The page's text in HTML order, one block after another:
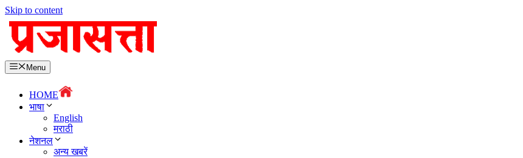
Skip to content
Menu
HOME
भाषा
English
मराठी
नेशनल
अन्य खबरें